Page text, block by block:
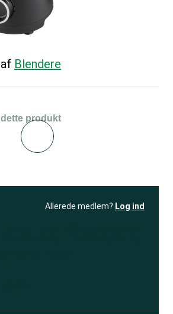
Blendere
produkt
Allerede medlem? Log ind